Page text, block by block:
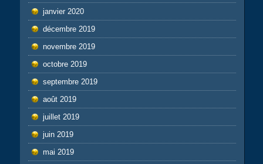
janvier 2020
décembre 2019
novembre 2019
octobre 2019
septembre 2019
août 2019
juillet 2019
juin 2019
mai 2019